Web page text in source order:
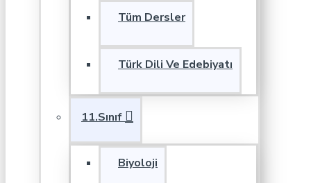
Tüm Dersler
Türk Dili Ve Edebiyatı
11.Sınıf
Biyoloji